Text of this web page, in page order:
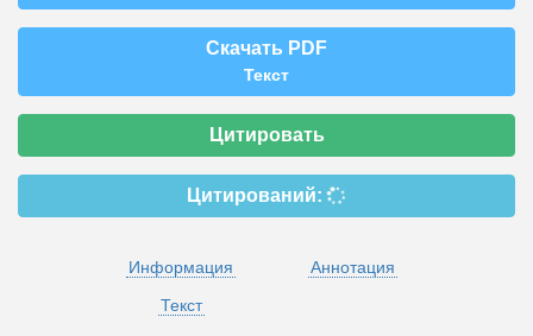
Скачать PDF
Текст
Цитировать
Цитирований:
Информация
Аннотация
Текст